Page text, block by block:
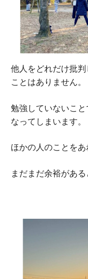
他人をどれだけ批
ことはありません。
勉強していないこ
なってしまいます。
ほかの人のことをあ
まだまだ余裕がある